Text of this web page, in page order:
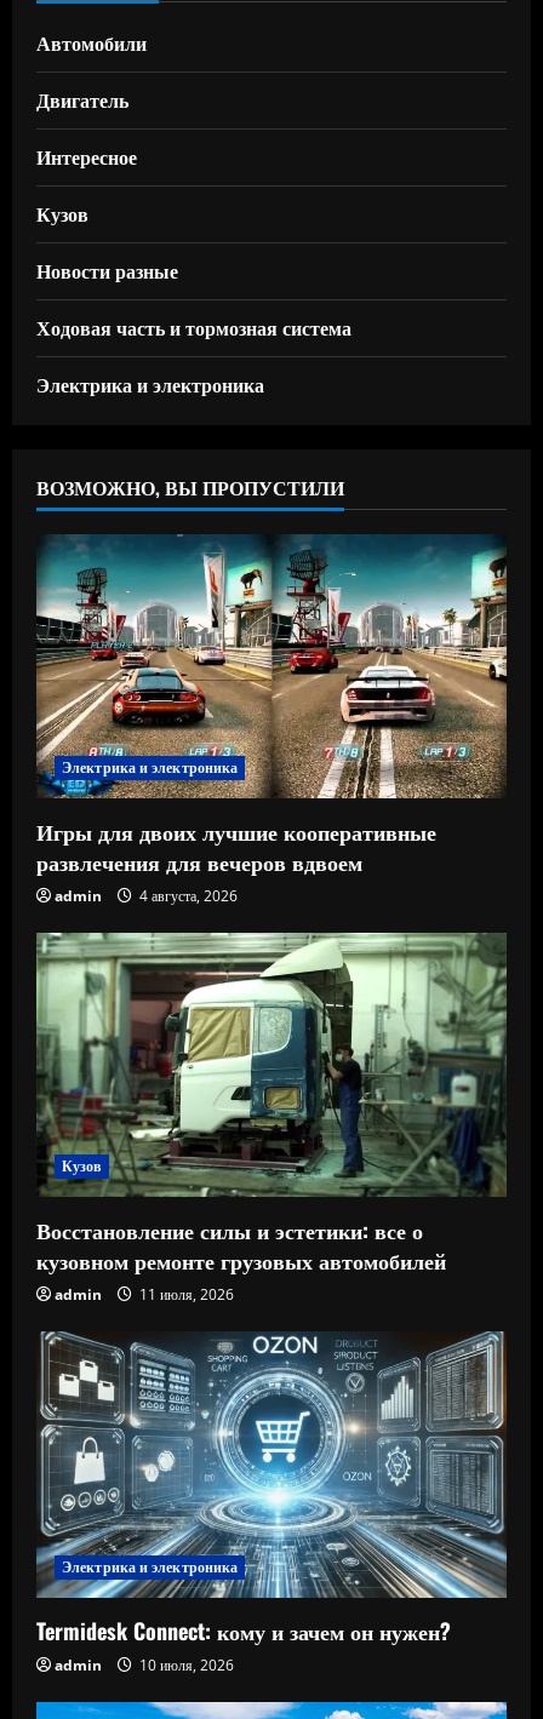
Автомобили
Двигатель
Интересное
Кузов
Новости разные
Ходовая часть и тормозная система
Электрика и электроника
ВОЗМОЖНО, ВЫ ПРОПУСТИЛИ
Электрика и электроника
Игры для двоих лучшие кооперативные
развлечения для вечеров вдвоем
admin 4 августа, 2026
Кузов
Восстановление силы и эстетики: все о
кузовном ремонте грузовых автомобилей
admin 11 июля, 2026
Электрика и электроника
Termidesk Connect: кому и зачем он нужен?
admin 10 июля, 2026